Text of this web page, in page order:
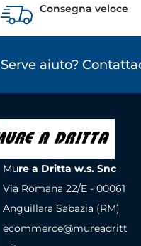
Consegna veloce
Serve aiuto?
Mure a Dritta w.s. Snc
Via Romana 22/E - 00061
Anguillara Sabazia (RM)
ecommerce@mureadritt